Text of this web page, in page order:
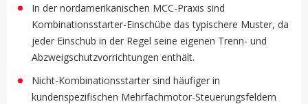
In der nordamerikanischen MCC-Praxis sind
Kombinationsstarter-Einschübe das typischere Muster, da
jeder Einschub in der Regel seine eigenen Trenn- und
Abzweigschutzvorrichtungen enthält.
Nicht-Kombinationsstarter sind häufiger in
kundenspezifischen Mehrfachmotor-Steuerungsfeldern